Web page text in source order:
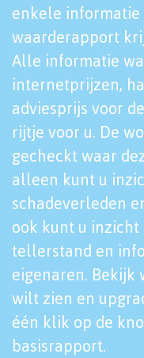
enkele informatie
waarderapport
Alle informatie
internetprijzen,
adviesprijs voor
rijtje voor u. De
gecheckt waar
alleen kunt u
schadeverleden
ook kunt u
tellerstand en
eigenaren. Bekijk
wilt zien en
één klik op de
basisrapport.